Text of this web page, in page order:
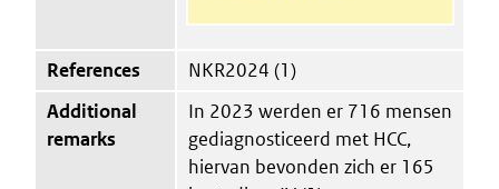
References
NKR2024 (1)
Additional
remarks
In 2023 werden er 716 mensen
gediagnosticeerd met HCC,
hiervan bevonden zich er 165